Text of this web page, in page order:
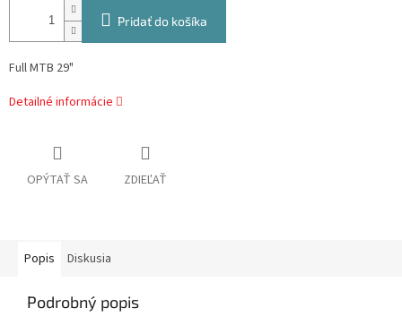
Pridať do košíka
Full MTB 29"
Detailné informácie
OPÝTAŤ SA ZDIEĽAŤ
Popis Diskusia
Podrobný popis